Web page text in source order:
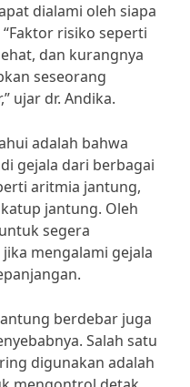
dialami oleh siapa
risiko seperti
dan kurangnya
seseorang
ujar dr. Andika.
adalah bahwa
gejala dari berbagai
aritmia jantung,
jantung. Oleh
segera
mengalami gejala
berdebar juga
Salah satu
digunakan adalah